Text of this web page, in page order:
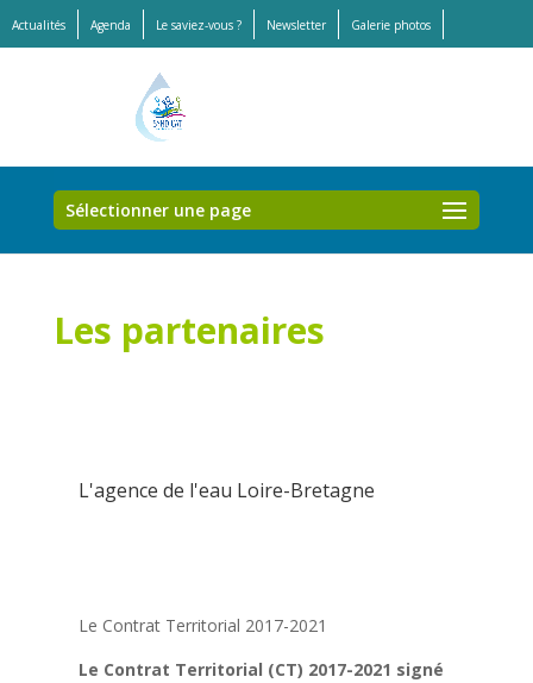
Actualités Agenda Le saviez-vous ? Newsletter Galerie photos
Sélectionner une page
Les partenaires
L'agence de l'eau Loire-Bretagne
Le Contrat Territorial 2017-2021
Le Contrat Territorial (CT) 2017-2021 signé